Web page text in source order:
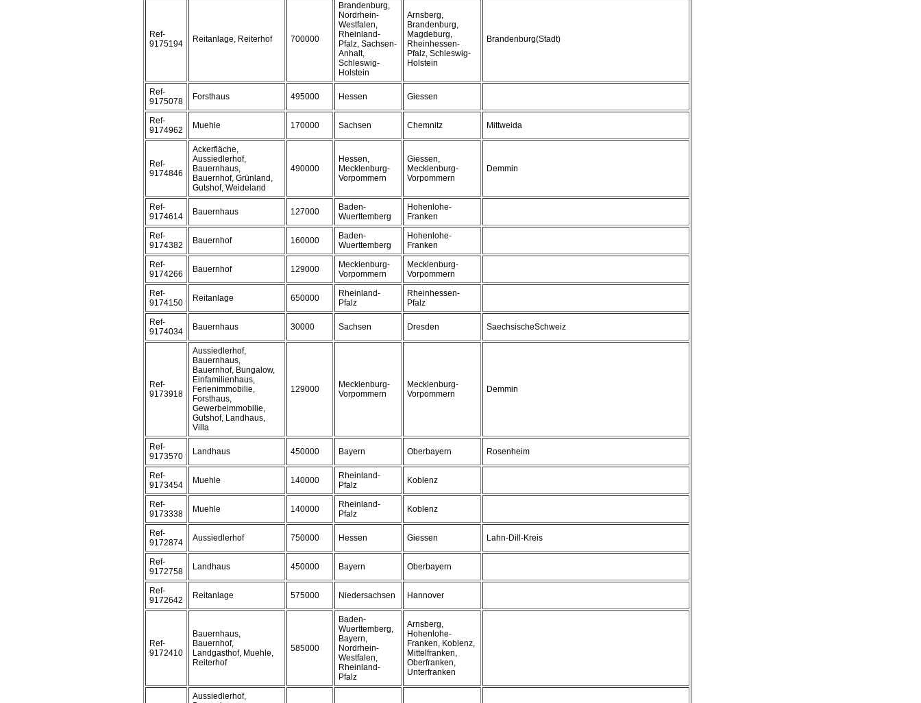
Ref-
9175194
Reitanlage, Reiterhof 700000
Brandenburg,
Nordrhein-
Westfalen,
Rheinland-
Pfalz, Sachsen-
Anhalt,
Schleswig-
Holstein
Arnsberg,
Brandenburg,
Magdeburg,
Rheinhessen-
Pfalz, Schleswig-
Holstein
Brandenburg(Stadt)
Ref-
9175078
Forsthaus 495000 Hessen Giessen
Ref-
9174962
Muehle 170000 Sachsen Chemnitz Mittweida
Ref-
9174846
Ackerfläche,
Aussiedlerhof,
Bauernhaus,
Bauernhof, Grünland,
Gutshof, Weideland
490000
Hessen,
Mecklenburg-
Vorpommern
Giessen,
Mecklenburg-
Vorpommern
Demmin
Ref-
9174614
Bauernhaus 127000
Baden-
Wuerttemberg
Hohenlohe-
Franken
Ref-
9174382
Bauernhof 160000
Baden-
Wuerttemberg
Hohenlohe-
Franken
Ref-
9174266
Bauernhof 129000
Mecklenburg-
Vorpommern
Mecklenburg-
Vorpommern
Ref-
9174150
Reitanlage 650000
Rheinland-
Pfalz
Rheinhessen-
Pfalz
Ref-
9174034
Bauernhaus 30000 Sachsen Dresden SaechsischeSchweiz
Ref-
9173918
Aussiedlerhof,
Bauernhaus,
Bauernhof, Bungalow,
Einfamilienhaus,
Ferienimmobilie,
Forsthaus,
Gewerbeimmobilie,
Gutshof, Landhaus,
Villa
129000
Mecklenburg-
Vorpommern
Mecklenburg-
Vorpommern
Demmin
Ref-
9173570
Landhaus 450000 Bayern Oberbayern Rosenheim
Ref-
9173454
Muehle 140000
Rheinland-
Pfalz
Koblenz
Ref-
9173338
Muehle 140000
Rheinland-
Pfalz
Koblenz
Ref-
9172874
Aussiedlerhof 750000 Hessen Giessen Lahn-Dill-Kreis
Ref-
9172758
Landhaus 450000 Bayern Oberbayern
Ref-
9172642
Reitanlage 575000 Niedersachsen Hannover
Ref-
9172410
Bauernhaus,
Bauernhof,
Landgasthof, Muehle,
Reiterhof
585000
Baden-
Wuerttemberg,
Bayern,
Nordrhein-
Westfalen,
Rheinland-
Pfalz
Arnsberg,
Hohenlohe-
Franken, Koblenz,
Mittelfranken,
Oberfranken,
Unterfranken
Aussiedlerhof,